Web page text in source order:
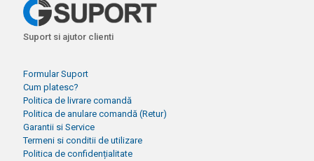
Suport si ajutor clienti
Formular Suport
Cum platesc?
Politica de livrare comandă
Politica de anulare comandă (Retur)
Garantii si Service
Termeni si conditii de utilizare
Politica de confidențialitate